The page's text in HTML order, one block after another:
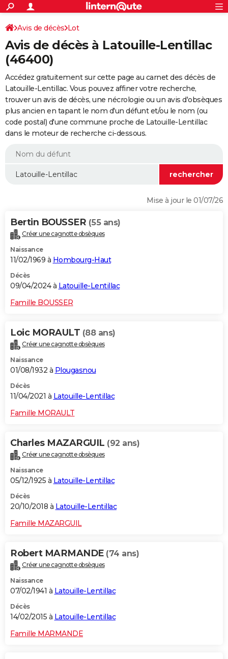
ACTUALITÉS
Politique
Société
Faits Divers
Education
Monde
Villes
+
SPORT
Coupe du monde 2026
Football
Tennis
Cyclisme
Rugby
Forum
FINANCE
Retraite
Impôts
Epargne
Immobilier
Risques naturels par ville
Banque
Assurance
Crédit
Essais
Réserver un essai
Citadines
Berlines
SUV
Forum auto
+
HIGH-TECH
Mobiles
Meilleur smartphone
Internet
Ordinateurs
Jeux vidéo
Guide high-tech
+
BRICOLAGE
Forum
Aménagement intérieur
Extérieur
Cuisine
Salle de bains
Jardinage
Rangement
WEEK-END
Guides de France
Escapades
Patrimoine
Expositions
Musées
Week-end nature
LIFESTYLE
Alimentation
Guide de la santé
Maladies
Médicaments
Sommeil
VOYAGE
Destinations
City break
Voyage nature
Voyage de noces
Forum
Climat
+PHOTO
GUIDES D'ACHAT
BONS PLANS
CARTE DE VOEUX
Dictionnaire
Biographies
Citations
Expressions
Proverbes
PROGRAMME TV
COPAINS D'AVANT
S'inscrire
Se connecter
Lycées
Collèges
Primaires
Universités
Entreprises
Service militaire
Avis de recherche
AVIS DE DÉCÈS
Avis de décès Lot
Avis de décès à Latouille-Lentillac
(46400)
Accédez gratuitement sur cette page au carnet des décès de
Latouille-Lentillac. Vous pouvez affiner votre recherche,
trouver un avis de décès, une nécrologie ou un avis d'obsèques
plus ancien en tapant le nom d'un défunt et/ou le nom (ou
code postal) d'une commune proche de Latouille-Lentillac
dans le moteur de recherche ci-dessous.
Mise à jour le 01/07/26
Bertin BOUSSER (55 ans)
Créer une cagnotte obsèques
Naissance
11/02/1969 à Hombourg-Haut
Décès
09/04/2024 à Latouille-Lentillac
Famille BOUSSER
Loic MORAULT (88 ans)
Créer une cagnotte obsèques
Naissance
01/08/1932 à Plougasnou
Décès
11/04/2021 à Latouille-Lentillac
Famille MORAULT
Charles MAZARGUIL (92 ans)
Créer une cagnotte obsèques
Naissance
05/12/1925 à Latouille-Lentillac
Décès
20/10/2018 à Latouille-Lentillac
Famille MAZARGUIL
Robert MARMANDE (74 ans)
Créer une cagnotte obsèques
Naissance
07/02/1941 à Latouille-Lentillac
Décès
14/02/2015 à Latouille-Lentillac
Famille MARMANDE